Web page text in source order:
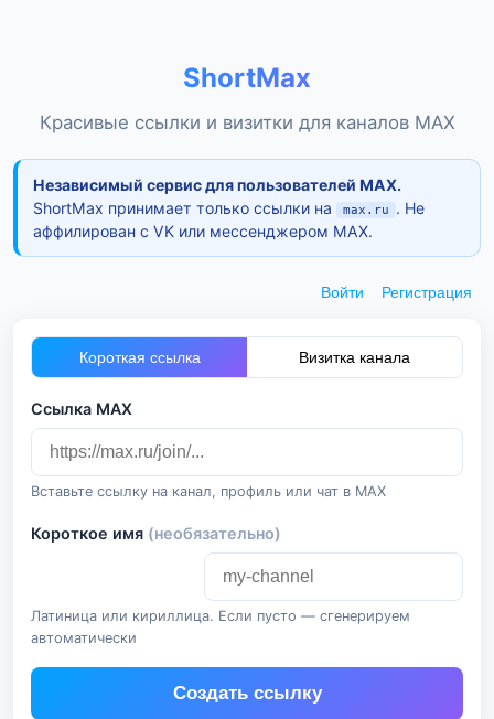
ShortMax
Красивые ссылки и визитки для каналов MAX
Независимый сервис для пользователей MAX.
ShortMax принимает только ссылки на
max.ru
. Не
аффилирован с VK или мессенджером MAX.
Войти Регистрация
Короткая ссылка Визитка канала
Ссылка MAX
Вставьте ссылку на канал, профиль или чат в MAX
Короткое имя (необязательно)
Латиница или кириллица. Если пусто — сгенерируем
автоматически
Создать ссылку